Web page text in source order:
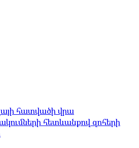
հատվածի վրա
հետևանքով զոհերի